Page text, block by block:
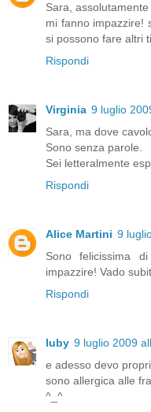
Sara,
mi fanno impazzire!
si possono fare altri
Rispondi
Virginia 9 luglio
Sara, ma dove
Sono senza parole.
Sei letteralmente
Rispondi
Alice Martini 9
Sono felicissima
impazzire! Vado
Rispondi
luby 9 luglio 2009
e adesso devo
sono allergica alle
^_^